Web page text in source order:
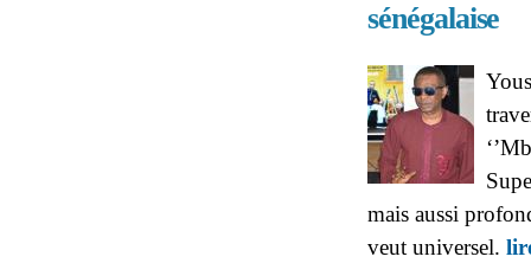
sénégalaise
mais aussi
veut universel.